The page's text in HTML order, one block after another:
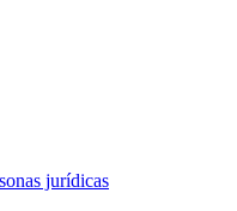
jurídicas